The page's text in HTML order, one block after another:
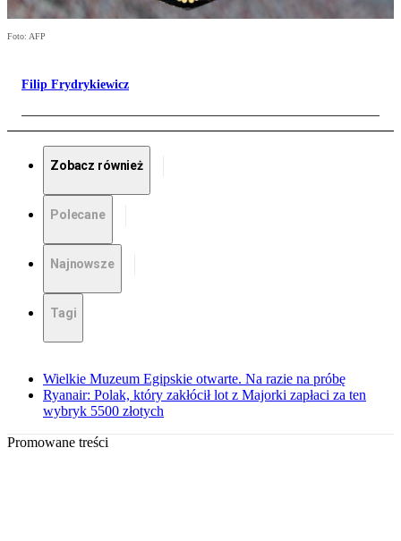
Foto: AFP
Filip Frydrykiewicz
Zobacz również
Polecane
Najnowsze
Tagi
Wielkie Muzeum Egipskie otwarte. Na razie na próbę
Ryanair: Polak, który zakłócił lot z Majorki zapłaci za ten
wybryk 5500 złotych
Promowane treści